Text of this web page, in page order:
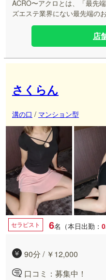
ACRO〜アクロとは、「最先
ズエステ業界にない最先端の
の貴方をお待ちしております。 最高級の女性による癒しの
をお約束させて頂きますので
店
さくらん
溝の口 / マンション型
セラピスト 6名（本日出勤： 0
90分 / ￥12,000
口コミ：募集中！